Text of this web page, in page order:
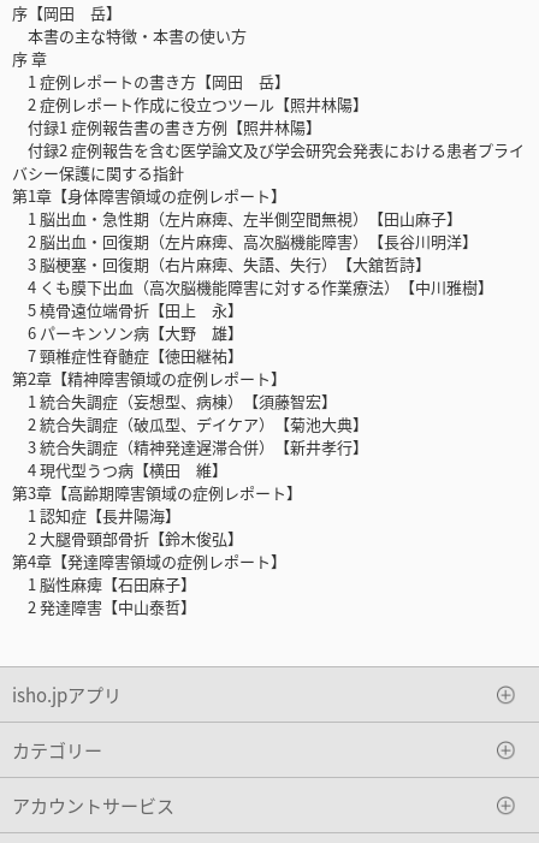
序【岡田 岳】
本書の主な特徴・本書の使い方
序 章
1 症例レポートの書き方【岡田 岳】
2 症例レポート作成に役立つツール【照井林陽】
付録1 症例報告書の書き方例【照井林陽】
付録2 症例報告を含む医学論文及び学会研究会発表における患者プライ
バシー保護に関する指針
第1章【身体障害領域の症例レポート】
1 脳出血・急性期（左片麻痺、左半側空間無視）【田山麻子】
2 脳出血・回復期（左片麻痺、高次脳機能障害）【長谷川明洋】
3 脳梗塞・回復期（右片麻痺、失語、失行）【大舘哲詩】
4 くも膜下出血（高次脳機能障害に対する作業療法）【中川雅樹】
5 橈骨遠位端骨折【田上 永】
6 パーキンソン病【大野 雄】
7 頸椎症性脊髄症【徳田継祐】
第2章【精神障害領域の症例レポート】
1 統合失調症（妄想型、病棟）【須藤智宏】
2 統合失調症（破瓜型、デイケア）【菊池大典】
3 統合失調症（精神発達遅滞合併）【新井孝行】
4 現代型うつ病【横田 維】
第3章【高齢期障害領域の症例レポート】
1 認知症【長井陽海】
2 大腿骨頸部骨折【鈴木俊弘】
第4章【発達障害領域の症例レポート】
1 脳性麻痺【石田麻子】
2 発達障害【中山泰哲】
isho.jpアプリ
カテゴリー
アカウントサービス